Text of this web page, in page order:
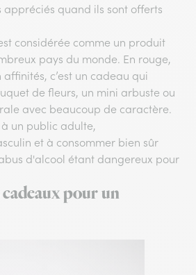
appréciés quand ils sont offerts
considérée comme un produit
pays du monde. En rouge,
c’est un cadeau qui
de fleurs, un mini arbuste ou
avec beaucoup de caractère.
un public adulte,
et à consommer bien sûr
d'alcool étant dangereux pour
cadeaux pour un